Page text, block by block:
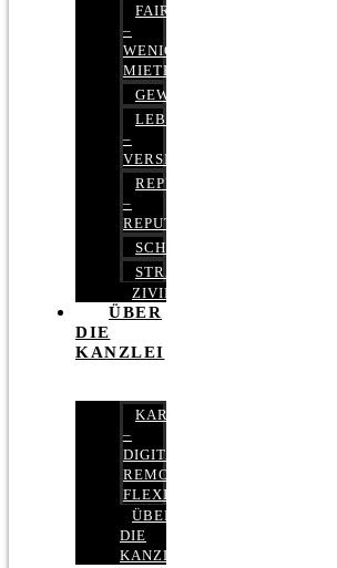
FAIRMIETEN
–
WENIGER
MIETE
GEWERBERECHT
LEBENSVERSICHERUNG
–
VERSICHERUNGSRECHT
REPUTATIONSRECHT
–
REPUTATIONSMANAGEMENT
SCHUFARECHT
STRAFRECHT
ZIVILRECHT
ÜBER
DIE
KANZLEI
KARRIERE
–
DIGITAL,
REMOTE,
FLEXIBEL
ÜBER
DIE
KANZLEI